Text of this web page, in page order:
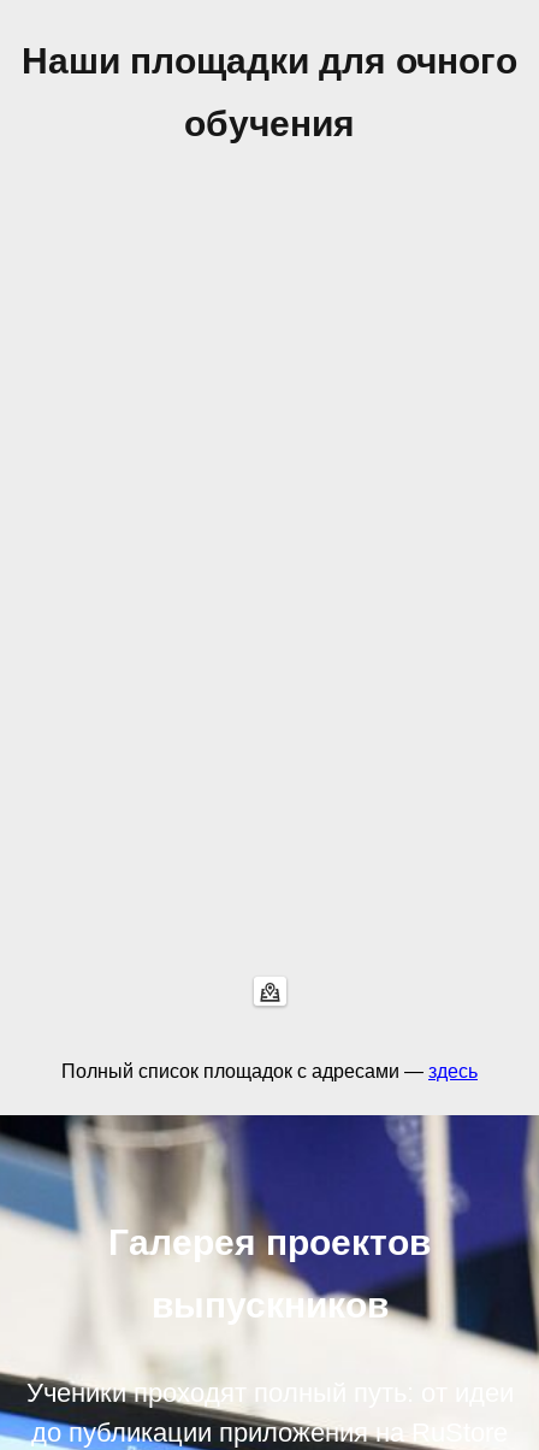
Наши площадки для очного
обучения
Полный список площадок с адресами — здесь
Галерея проектов
выпускников
Ученики проходят полный путь: от идеи
до публикации приложения на RuStore